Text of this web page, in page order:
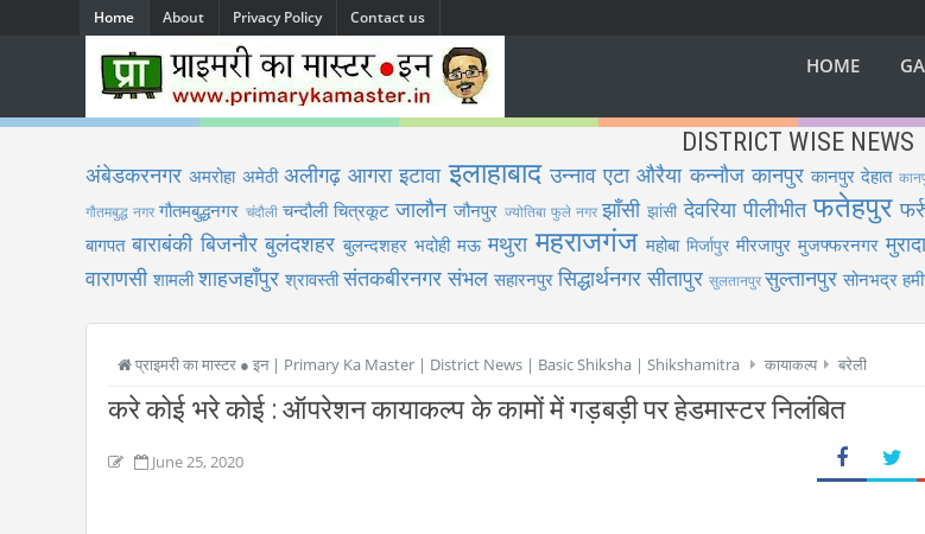
Home About Privacy Policy Contact us
HOME
DISTRICT WISE NEWS
अंबेडकरनगर अमरोहा अमेठी अलीगढ़ आगरा इटावा इलाहाबाद उन्नाव एटा औरैया कन्नौज कानपुर कानपुर देहात
गौतमबुद्ध नगर गौतमबुद्धनगर चंदौली चन्दौली चित्रकूट जालौन जौनपुर ज्योतिबा फुले नगर झाँसी झांसी देवरिया पीलीभीत फतेहपुर
बागपत बाराबंकी बिजनौर बुलंदशहर बुलन्दशहर भदोही मऊ मथुरा महराजगंज महोबा मिर्जापुर मीरजापुर मुजफ्फरनगर
वाराणसी शामली शाहजहाँपुर श्रावस्ती संतकबीरनगर संभल सहारनपुर सिद्धार्थनगर सीतापुर सुलतानपुरसुल्तानपुर सोनभद्र
प्राइमरी का मास्टर ● इन | Primary Ka Master | District News | Basic Shiksha | Shikshamitra कायाकल्प बरेली
करे कोई भरे कोई : ऑपरेशन कायाकल्प के कामों में गड़बड़ी पर हेडमास्टर निलंबित
June 25, 2020